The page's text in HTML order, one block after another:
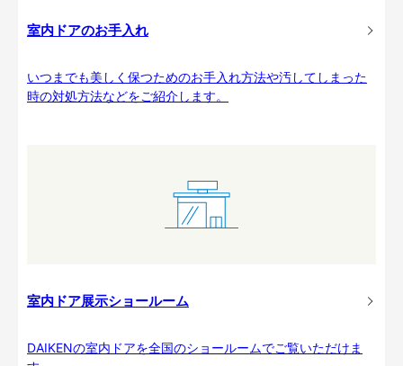
室内ドアのお手入れ
いつまでも美しく保つためのお手入れ方法や汚してしまった
時の対処方法などをご紹介します。
室内ドア展示ショールーム
DAIKENの室内ドアを全国のショールームでご覧いただけま